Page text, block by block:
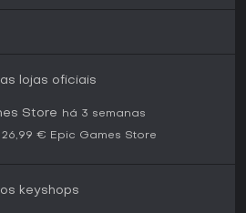
lojas oficiais
Store
há 3 semanas
26,99 € Epic Games Store
keyshops